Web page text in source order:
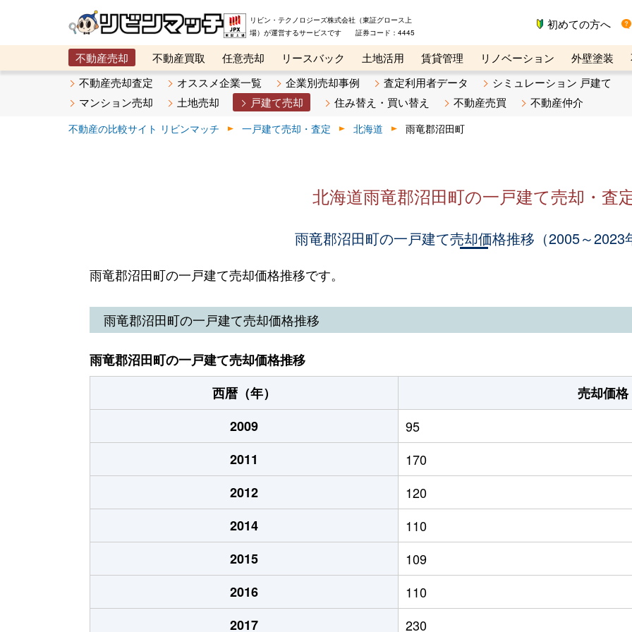
リビン・テクノロジーズ株式会社（東証グロース上
場）が運営するサービスです 証券コード：4445
初めての方へ
不動産売却 不動産買取 任意売却 リースバック 土地活用 賃貸管理 リノベーション 外壁塗装
メタ住宅展示場
ベスト不動産カンパニー オンライン講座 リビンマガジンBiz 不動産売却ご相談デスク
不動産売却査定 オススメ企業一覧 企業別売却事例 査定利用者データ
シミュレーション 戸建て
マンション売却
土地売却 戸建て売却 住み替え・買い替え 不動産売買 不動産仲介
不動産の比較サイト リビンマッチ 一戸建て売却・査定 北海道 雨竜郡沼田町
北海道雨竜郡沼田町の一戸建て売却・査
雨竜郡沼田町の一戸建て売却価格推移（2005～2023
雨竜郡沼田町の一戸建て売却価格推移です。
雨竜郡沼田町の一戸建て売却価格推移
雨竜郡沼田町の一戸建て売却価格推移
西暦（年）
売却価
2009
95
2011
170
2012
120
2014
110
2015
109
2016
110
2017
230